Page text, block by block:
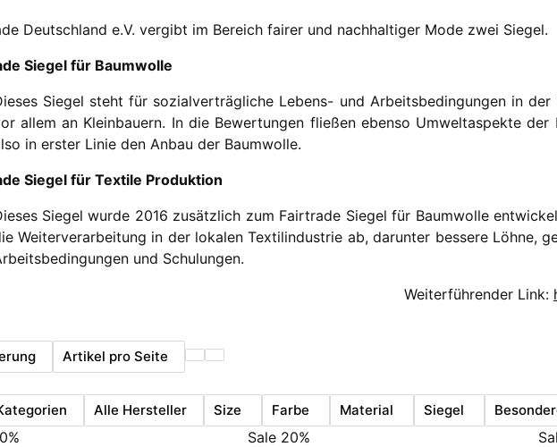
Deutschland e.V. vergibt im Bereich fairer und nachhaltiger Mode zwei Siegel.
Siegel für Baumwolle
Siegel steht für sozialverträgliche Lebens- und Arbeitsbedingungen in
allem an Kleinbauern. In die Bewertungen fließen ebenso Umweltaspekte
in erster Linie den Anbau der Baumwolle.
Siegel für Textile Produktion
Siegel wurde 2016 zusätzlich zum Fairtrade Siegel für Baumwolle
Weiterverarbeitung in der lokalen Textilindustrie ab, darunter bessere Löhne,
und Schulungen.
Weiterführender Link:
Artikel pro Seite
Alle Hersteller Size Farbe Material Siegel
Sale 20%